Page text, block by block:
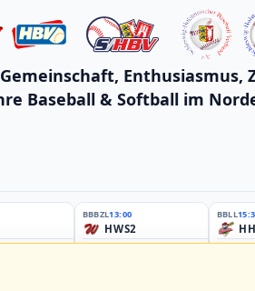
Enthusiasmus,
Baseball & Softball im
BBBZL13:00
HWS2
BBLL